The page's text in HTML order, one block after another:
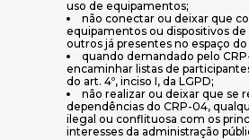
uso de equipamentos;
não conectar ou deixar que
equipamentos ou dispositivos de
outros já presentes no espaço
quando demandado pelo
encaminhar listas de
do art. 4º, inciso I, da LGPD;
não realizar ou deixar que se
dependências do CRP-04,
ilegal ou conflituosa com os
interesses da administração